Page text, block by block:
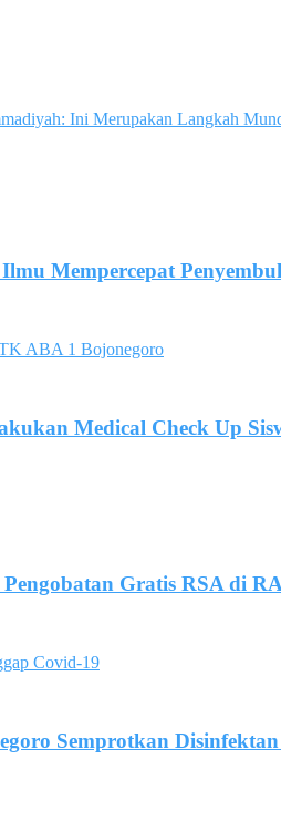
Ini Merupakan Langkah
Mempercepat
Medical Check Up
Gratis RSA di
Semprotkan